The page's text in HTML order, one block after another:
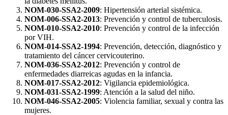
NOM-030-SSA2-2009: Hipertensión arterial sistémica.
NOM-006-SSA2-2013: Prevención y control de tuberculosis.
NOM-010-SSA2-2010: Prevención y control de la infección
por VIH.
NOM-014-SSA2-1994: Prevención, detección, diagnóstico y
tratamiento del cáncer cervicouterino.
NOM-036-SSA2-2012: Prevención y control de
enfermedades diarreicas agudas en la infancia.
NOM-017-SSA2-2012: Vigilancia epidemiológica.
NOM-031-SSA2-1999: Atención a la salud del niño.
NOM-046-SSA2-2005: Violencia familiar, sexual y contra las
mujeres.